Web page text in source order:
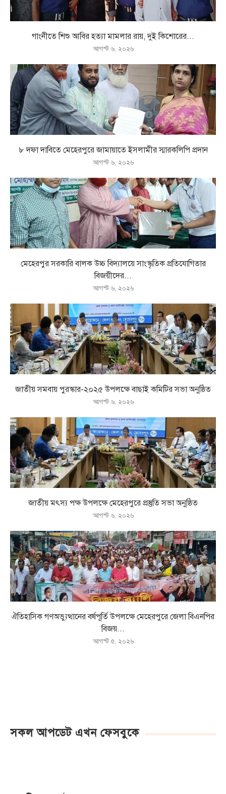
গাংনীতে শিশু আবির হত্যা মামলার রায়, দুই কিশোরের...
আগস্ট ৬, ২০২৬
৮ দফা দাবিতে মেহেরপুরে জামায়াতে ইসলামীর স্মারকলিপি প্রদান
আগস্ট ৬, ২০২৬
মেহেরপুর সরকারি বালক উচ্চ বিদ্যালয়ে সাংস্কৃতিক প্রতিযোগিতার
বিজয়ীদের...
আগস্ট ৬, ২০২৬
জাতীয় সমবায় পুরস্কার-২০২৫ উপলক্ষে বাছাই কমিটির সভা অনুষ্ঠিত
আগস্ট ৬, ২০২৬
জাতীয় মৎস্য পক্ষ উপলক্ষে মেহেরপুরে প্রস্তুতি সভা অনুষ্ঠিত
আগস্ট ৬, ২০২৬
ঐতিহাসিক গণঅভ্যুত্থানের বর্ষপূর্তি উপলক্ষে মেহেরপুরে জেলা বিএনপির
বিজয়...
আগস্ট ৫, ২০২৬
সকল আপডেট এখন ফেসবুকে